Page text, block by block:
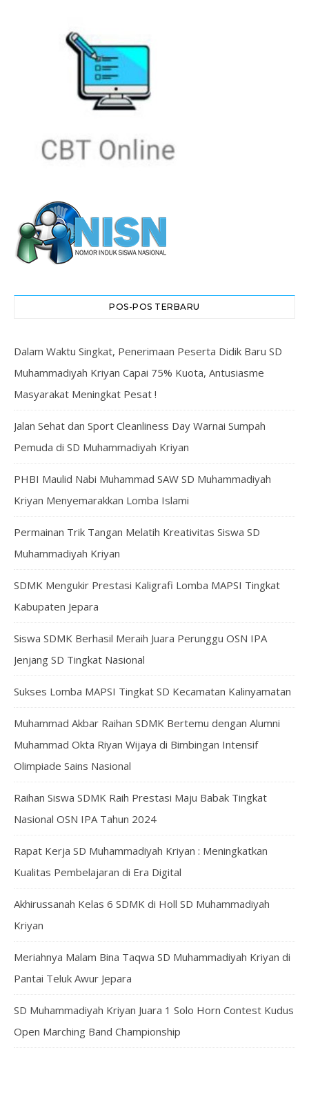
POS-POS TERBARU
Dalam Waktu Singkat, Penerimaan Peserta Didik Baru SD
Muhammadiyah Kriyan Capai 75% Kuota, Antusiasme
Masyarakat Meningkat Pesat !
Jalan Sehat dan Sport Cleanliness Day Warnai Sumpah
Pemuda di SD Muhammadiyah Kriyan
PHBI Maulid Nabi Muhammad SAW SD Muhammadiyah
Kriyan Menyemarakkan Lomba Islami
Permainan Trik Tangan Melatih Kreativitas Siswa SD
Muhammadiyah Kriyan
SDMK Mengukir Prestasi Kaligrafi Lomba MAPSI Tingkat
Kabupaten Jepara
Siswa SDMK Berhasil Meraih Juara Perunggu OSN IPA
Jenjang SD Tingkat Nasional
Sukses Lomba MAPSI Tingkat SD Kecamatan Kalinyamatan
Muhammad Akbar Raihan SDMK Bertemu dengan Alumni
Muhammad Okta Riyan Wijaya di Bimbingan Intensif
Olimpiade Sains Nasional
Raihan Siswa SDMK Raih Prestasi Maju Babak Tingkat
Nasional OSN IPA Tahun 2024
Rapat Kerja SD Muhammadiyah Kriyan : Meningkatkan
Kualitas Pembelajaran di Era Digital
Akhirussanah Kelas 6 SDMK di Holl SD Muhammadiyah
Kriyan
Meriahnya Malam Bina Taqwa SD Muhammadiyah Kriyan di
Pantai Teluk Awur Jepara
SD Muhammadiyah Kriyan Juara 1 Solo Horn Contest Kudus
Open Marching Band Championship